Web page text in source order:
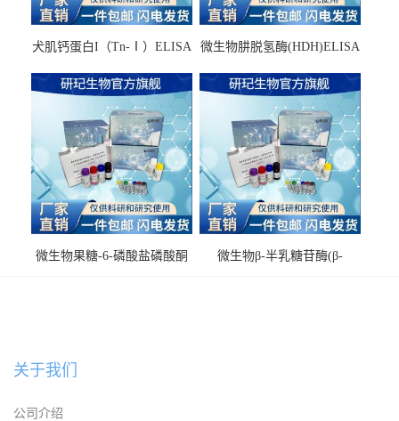
犬肌钙蛋白I（Tn-Ⅰ）ELISA
微生物肼脱氢酶(HDH)ELISA
微生物果糖-6-磷酸盐磷酸酮
微生物β-半乳糖苷酶(β-
关于我们
公司介绍